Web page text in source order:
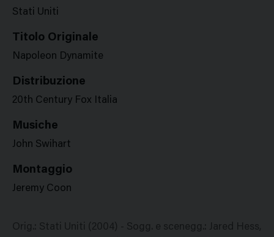
Stati Uniti
Titolo Originale
Napoleon Dynamite
Distribuzione
20th Century Fox Italia
Musiche
John Swihart
Montaggio
Jeremy Coon
Orig.: Stati Uniti (2004) - Sogg. e scenegg.: Jared Hess,